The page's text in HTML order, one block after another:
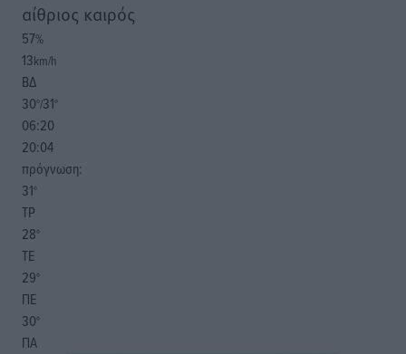
αίθριος καιρός
57%
13km/h
ΒΔ
30°/31°
06:20
20:04
πρόγνωση:
31°
ΤΡ
28°
ΤΕ
29°
ΠΕ
30°
ΠΑ